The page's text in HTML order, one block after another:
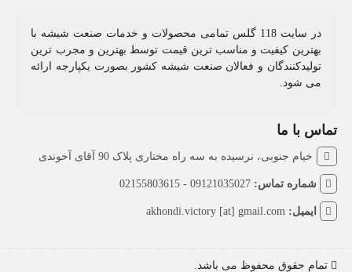
در سایت 118 گلس تمامی محصولات و خدمات صنعت شیشه با
بهترین کیفیت و مناسب ترین قیمت توسط بهترین و مجرب ترین
تولیدکنندگان و فعالان صنعت شیشه کشور بصورت یکپارجه ارائه
می شود.
تماس با ما
خیام جنوبی، نرسیده به سه راه مختاری پلاک 90 آقای آخوندی
شماره تماس:09121035027 - 02155803615
ایمیل:akhondi.victory [at] gmail.com
تمام حقوق محفوظ می باشد.